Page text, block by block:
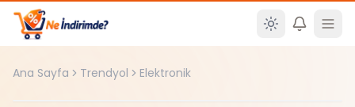
Ana içeriğe atla
Ana Sayfa Trendyol Elektronik